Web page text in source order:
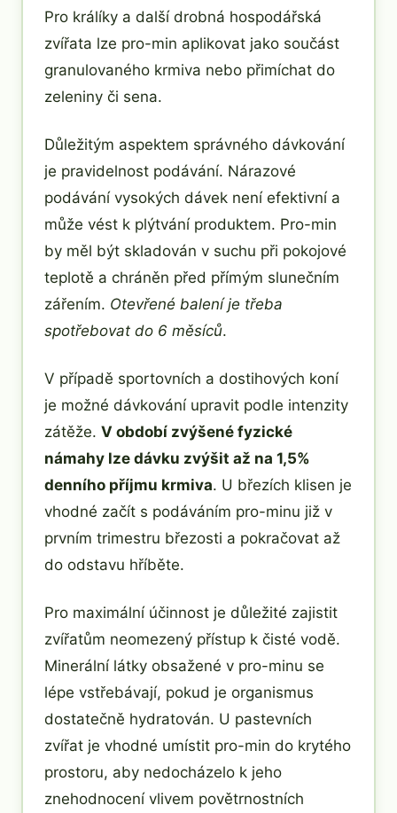
Pro králíky a další drobná hospodářská
zvířata lze pro-min aplikovat jako součást
granulovaného krmiva nebo přimíchat do
zeleniny či sena.
Důležitým aspektem správného dávkování
je pravidelnost podávání. Nárazové
podávání vysokých dávek není efektivní a
může vést k plýtvání produktem. Pro-min
by měl být skladován v suchu při pokojové
teplotě a chráněn před přímým slunečním
zářením. Otevřené balení je třeba
spotřebovat do 6 měsíců.
V případě sportovních a dostihových koní
je možné dávkování upravit podle intenzity
zátěže. V období zvýšené fyzické
námahy lze dávku zvýšit až na 1,5%
denního příjmu krmiva. U březích klisen je
vhodné začít s podáváním pro-minu již v
prvním trimestru březosti a pokračovat až
do odstavu hříběte.
Pro maximální účinnost je důležité zajistit
zvířatům neomezený přístup k čisté vodě.
Minerální látky obsažené v pro-minu se
lépe vstřebávají, pokud je organismus
dostatečně hydratován. U pastevních
zvířat je vhodné umístit pro-min do krytého
prostoru, aby nedocházelo k jeho
znehodnocení vlivem povětrnostních